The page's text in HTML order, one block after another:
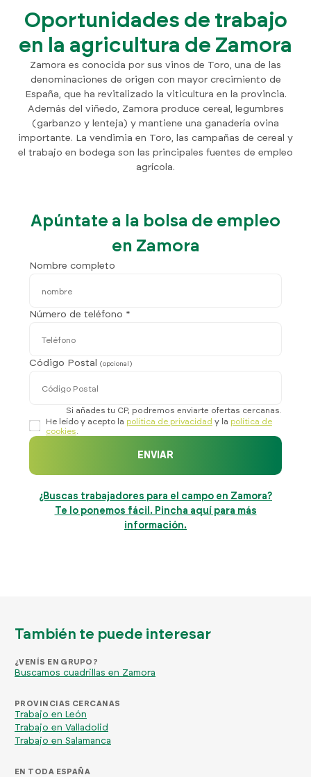
Oportunidades de trabajo
en la agricultura de Zamora
Zamora es conocida por sus vinos de Toro, una de las
denominaciones de origen con mayor crecimiento de
España, que ha revitalizado la viticultura en la provincia.
Además del viñedo, Zamora produce cereal, legumbres
(garbanzo y lenteja) y mantiene una ganadería ovina
importante. La vendimia en Toro, las campañas de cereal y
el trabajo en bodega son las principales fuentes de empleo
agrícola.
Apúntate a la bolsa de empleo
en Zamora
Nombre completo
Número de teléfono *
Código Postal (opcional)
Si añades tu CP, podremos enviarte ofertas cercanas.
He leído y acepto la política de privacidad y la política de
cookies
ENVIAR
¿Buscas trabajadores para el campo en Zamora?
Te lo ponemos fácil. Pincha aquí para más
información.
También te puede interesar
¿VENÍS EN GRUPO?
Buscamos cuadrillas en Zamora
PROVINCIAS CERCANAS
Trabajo en León
Trabajo en Valladolid
Trabajo en Salamanca
EN TODA ESPAÑA